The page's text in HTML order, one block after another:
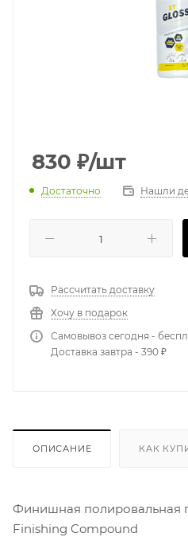
830 ₽/шт
Достаточно Нашли
Рассчитать доставку
Хочу в подарок
Самовывоз сегодня -
Доставка завтра - 390 ₽
ОПИСАНИЕ КАК
Финишная полировальная
Finishing Compound